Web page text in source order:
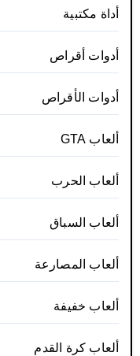
أداة مكتبية
أدوات أقراص
أدوات الأقراص
ألعاب GTA
ألعاب الحرب
ألعاب السباق
ألعاب المصارعة
ألعاب خفيفة
ألعاب كرة القدم